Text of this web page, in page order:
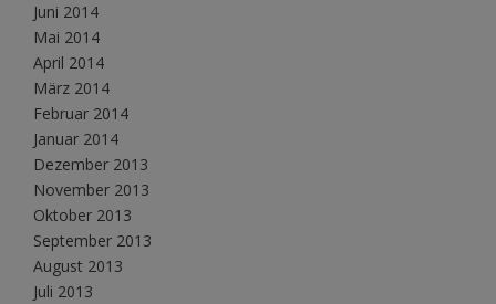
Juni 2014
Mai 2014
April 2014
März 2014
Februar 2014
Januar 2014
Dezember 2013
November 2013
Oktober 2013
September 2013
August 2013
Juli 2013